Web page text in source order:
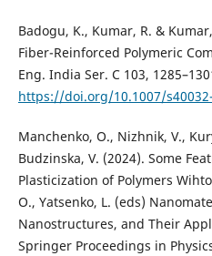
Badogu, K., Kumar, R. &
Fiber-Reinforced Polymeric
Eng. India Ser. C 103,
https://doi.org/10.1007/
Manchenko, O., Nizhnik, V.,
Budzinska, V. (2024). Some
Plasticization of Polymers
O., Yatsenko, L. (eds)
Nanostructures, and Their
Springer Proceedings in